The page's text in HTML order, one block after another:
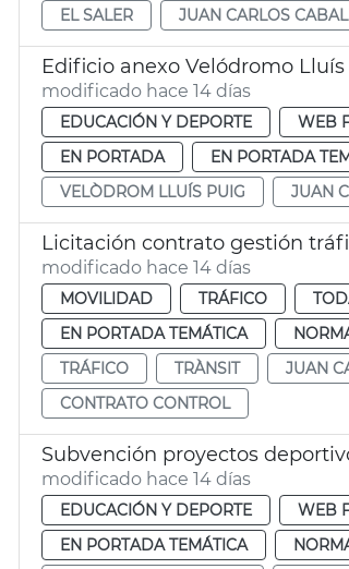
EL SALER
JUAN CARLOS
Edificio anexo Velódromo
modificado hace 14 días
EDUCACIÓN Y DEPORTE WEB
EN PORTADA
EN PORTADA
VELÒDROM LLUÍS PUIG
JUAN
Licitación contrato gestión
modificado hace 14 días
MOVILIDAD TRÁFICO
EN PORTADA TEMÁTICA
TRÁFICO
TRÀNSIT JUAN
CONTRATO CONTROL
Subvención proyectos
modificado hace 14 días
EDUCACIÓN Y DEPORTE WEB
EN PORTADA TEMÁTICA